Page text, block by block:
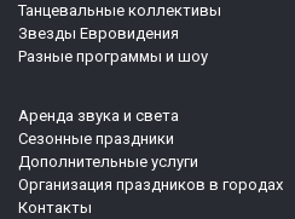
Танцевальные коллективы
Звезды Евровидения
Разные программы и шоу
Аренда звука и света
Сезонные праздники
Дополнительные услуги
Организация праздников в городах
Контакты